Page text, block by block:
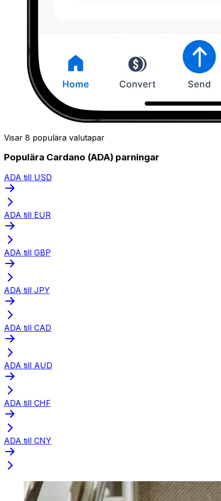
Visar 8 populära valutapar
Populära Cardano (ADA) parningar
ADA till USD
ADA till EUR
ADA till GBP
ADA till JPY
ADA till CAD
ADA till AUD
ADA till CHF
ADA till CNY